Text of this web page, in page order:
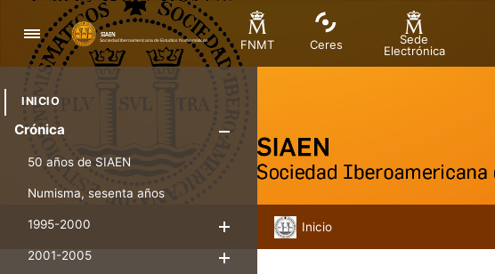
Navegación
FNMT Ceres
Sede
Electrónica
INICIO
Crónica
50 años de SIAEN
Numisma, sesenta años
1995-2000
Mostrar/Ocultar
2001-2005
Inicio